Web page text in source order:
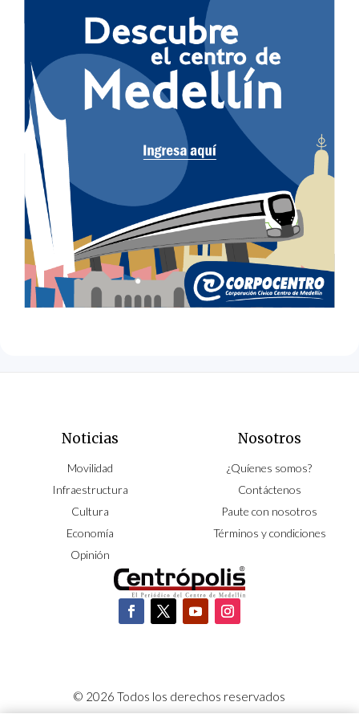
Noticias
Movilidad
Infraestructura
Cultura
Economía
Opinión
Nosotros
¿Quíenes somos?
Contáctenos
Paute con nosotros
Términos y condiciones
© 2026 Todos los derechos reservados